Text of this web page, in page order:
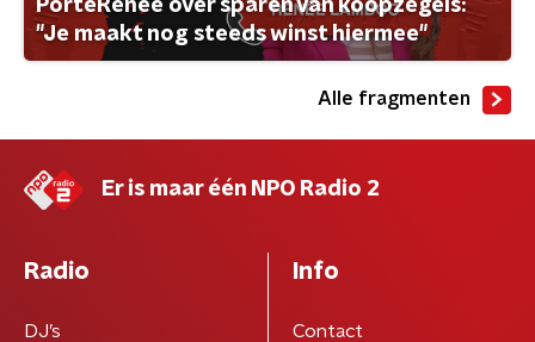
PorteRenee over sparen van koopzegels:
"Je maakt nog steeds winst hiermee"
Alle fragmenten
Er is maar één NPO Radio 2
Radio
DJ’s
Info
Contact